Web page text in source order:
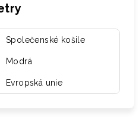
Společenské košile
Modrá
Evropská unie